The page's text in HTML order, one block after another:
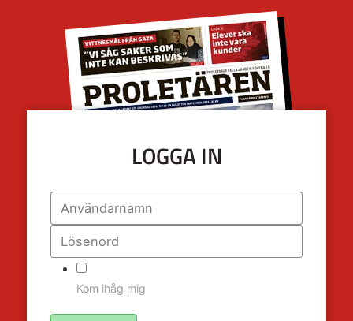
LOGGA IN
Kom ihåg mig